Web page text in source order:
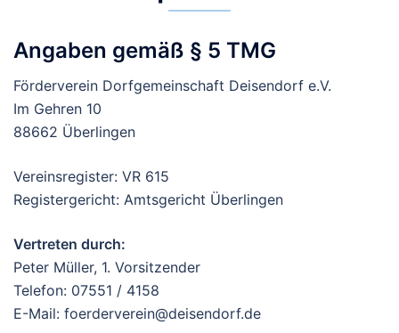
Angaben gemäß § 5 TMG
Förderverein Dorfgemeinschaft Deisendorf e.V.
Im Gehren 10
88662 Überlingen
Vereinsregister: VR 615
Registergericht: Amtsgericht Überlingen
Vertreten durch:
Peter Müller, 1. Vorsitzender
Telefon: 07551 / 4158
E-Mail: foerderverein@deisendorf.de